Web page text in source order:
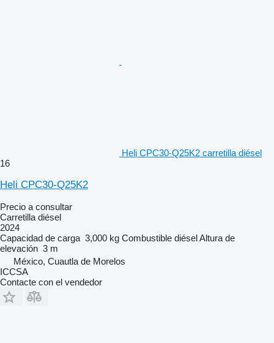
Heli CPC30-Q25K2 carretilla diésel
16
Heli CPC30-Q25K2
Precio a consultar
Carretilla diésel
2024
Capacidad de carga 3,000 kg Combustible diéselAltura de
elevación 3 m
México, Cuautla de Morelos
ICCSA
Contacte con el vendedor